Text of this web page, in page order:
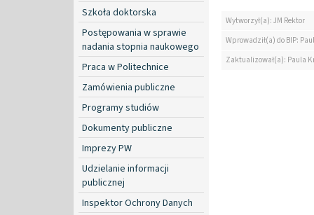
Szkoła doktorska
Postępowania w sprawie
nadania stopnia naukowego
Praca w Politechnice
Zamówienia publiczne
Programy studiów
Dokumenty publiczne
Imprezy PW
Udzielanie informacji
publicznej
Inspektor Ochrony Danych
Wytworzył(a): JM Rektor
Wprowadził(a) do BIP:
Zaktualizował(a): Paula